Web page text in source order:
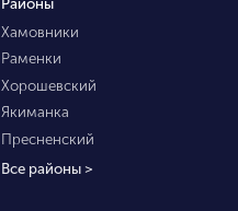
Хамовники
Раменки
Хорошевский
Якиманка
Пресненский
Все районы >